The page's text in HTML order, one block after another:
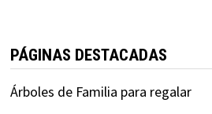
PÁGINAS DESTACADAS
Árboles de Familia para regalar